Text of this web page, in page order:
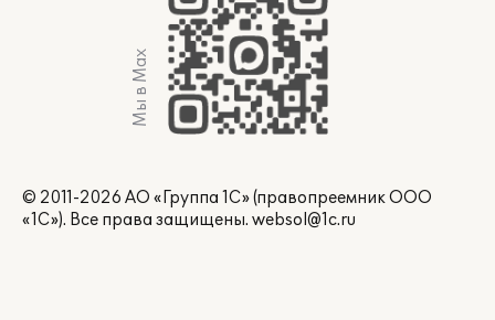
Мы в Max
© 2011-2026 АО «Группа 1С» (правопреемник ООО
«1С»). Все права защищены. websol@1c.ru